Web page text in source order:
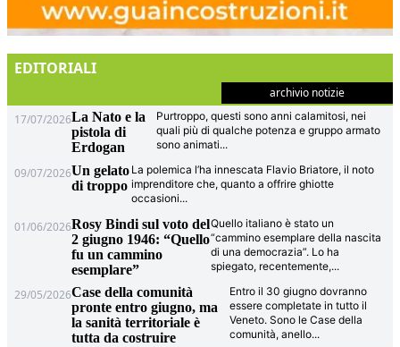
EDITORIALI
archivio notizie
17/07/2026La Nato e la
pistola di
Erdogan
Purtroppo, questi sono anni calamitosi, nei
quali più di qualche potenza e gruppo armato
sono animati...
09/07/2026Un gelato
di troppo
La polemica l’ha innescata Flavio Briatore, il noto
imprenditore che, quanto a offrire ghiotte
occasioni...
01/06/2026Rosy Bindi sul voto del
2 giugno 1946: “Quello
fu un cammino
esemplare”
Quello italiano è stato un
“cammino esemplare della nascita
di una democrazia”. Lo ha
spiegato, recentemente,...
29/05/2026Case della comunità
pronte entro giugno, ma
la sanità territoriale è
tutta da costruire
Entro il 30 giugno dovranno
essere completate in tutto il
Veneto. Sono le Case della
comunità, anello...